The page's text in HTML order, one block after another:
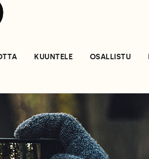
KUUNTELE OSALLISTU